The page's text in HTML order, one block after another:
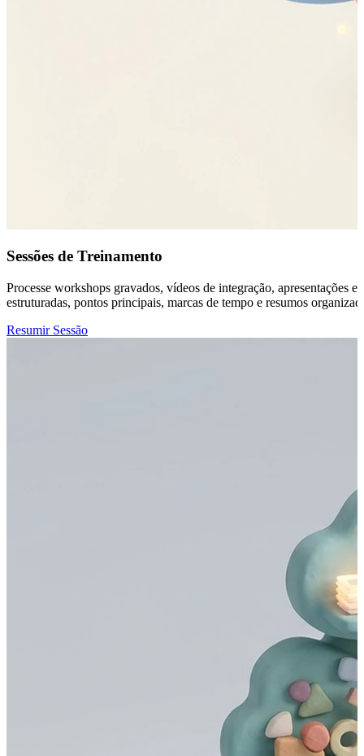
Sessões de Treinamento
Processe workshops gravados, vídeos de integração, apresentações
estruturadas, pontos principais, marcas de tempo e resumos
Resumir Sessão